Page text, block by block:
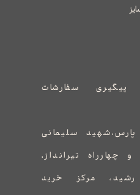
سفارشات
پارس،شهید سلیمانی
چهارراه تیرانداز،
مرکز خرید